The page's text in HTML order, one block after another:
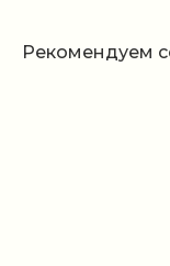
Рекомендуем